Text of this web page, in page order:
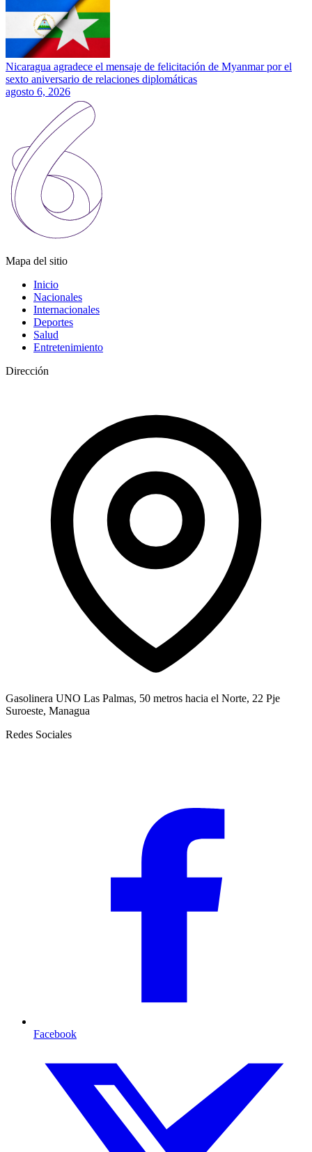
Nicaragua agradece el mensaje de felicitación de Myanmar por el
sexto aniversario de relaciones diplomáticas
agosto 6, 2026
Mapa del sitio
Inicio
Nacionales
Internacionales
Deportes
Salud
Entretenimiento
Dirección
Gasolinera UNO Las Palmas, 50 metros hacia el Norte, 22 Pje
Suroeste, Managua
Redes Sociales
Facebook